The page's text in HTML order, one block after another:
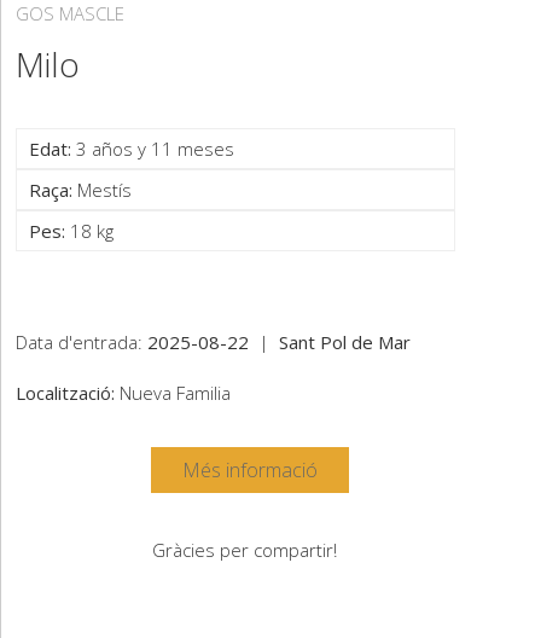
GOS MASCLE
Milo
Edat: 3 años y 11 meses
Raça: Mestís
Pes: 18 kg
Data d'entrada: 2025-08-22 |Sant Pol de Mar
Localització: Nueva Familia
Més informació
Gràcies per compartir!